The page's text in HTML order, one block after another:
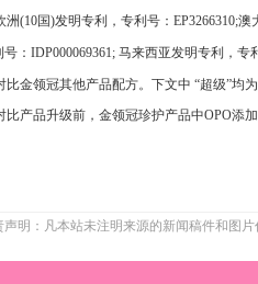
洲(10国)发明专利，专利号：EP3266310;
号：IDP000069361; 马来西亚发明专利，专
比金领冠其他产品配方。下文中 “超级”均
比产品升级前，金领冠珍护产品中OPO添
声明：凡本站未注明来源的新闻稿件和图